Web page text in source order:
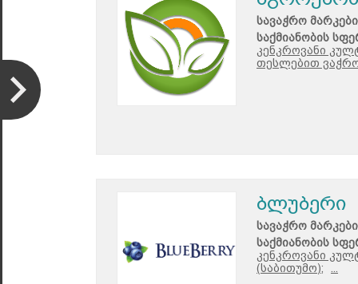
სავაჭრო
საქმიანობის
კენკროვანი
თესლებით
ბლუბერი
სავაჭრო
საქმიანობის
კენკროვანი
(საბითუმო);